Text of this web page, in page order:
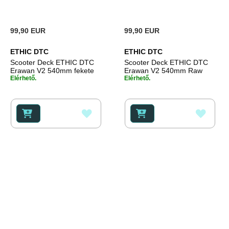
99,90 EUR
ETHIC DTC
Scooter Deck ETHIC DTC
Erawan V2 540mm fekete
Elérhető.
HOZZÁADÁS
A
99,90 EUR
ETHIC DTC
Scooter Deck ETHIC DTC
Erawan V2 540mm Raw
Elérhető.
A